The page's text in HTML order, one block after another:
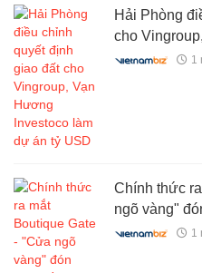
Hải Phòng
cho
dự án tỷ USD
1
Chính thức
ngõ vàng"
tâm Hội chợ 1